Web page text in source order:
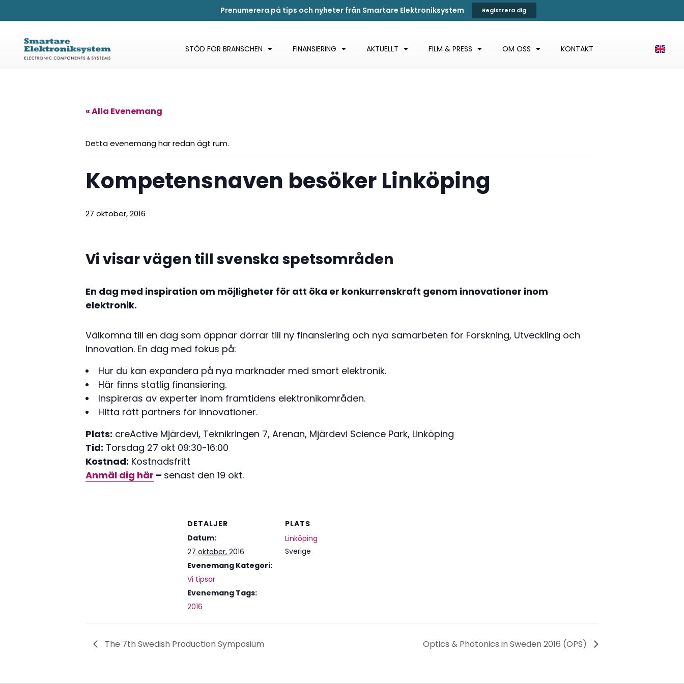
Prenumerera på tips och nyheter från Smartare Elektroniksystem Registrera dig
STÖD FÖR BRANSCHEN FINANSIERING AKTUELLT FILM & PRESS OM OSS KONTAKT
« Alla Evenemang
Detta evenemang har redan ägt rum.
Kompetensnaven besöker Linköping
27 oktober, 2016
Vi visar vägen till svenska spetsområden
En dag med inspiration om möjligheter för att öka er konkurrenskraft genom innovationer inom
elektronik.
Välkomna till en dag som öppnar dörrar till ny finansiering och nya samarbeten för Forskning, Utveckling och
Innovation. En dag med fokus på:
Hur du kan expandera på nya marknader med smart elektronik.
Här finns statlig finansiering.
Inspireras av experter inom framtidens elektronikområden.
Hitta rätt partners för innovationer.
Plats: creActive Mjärdevi, Teknikringen 7, Arenan, Mjärdevi Science Park, Linköping
Tid: Torsdag 27 okt 09:30-16:00
Kostnad: Kostnadsfritt
Anmäl dig här – senast den 19 okt.
DETALJER
Datum:
27 oktober, 2016
Evenemang Kategori:
Vi tipsar
Evenemang Tags:
2016
PLATS
Linköping
Sverige
The 7th Swedish Production Symposium Optics & Photonics in Sweden 2016 (OPS)